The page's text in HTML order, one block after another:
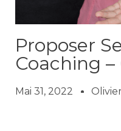
Proposer
Coaching
Mai 31, 2022